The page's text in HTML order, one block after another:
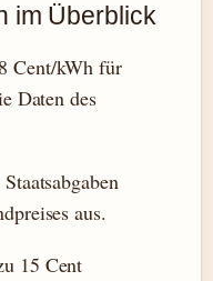
im Überblick
Cent/kWh für
Daten des
aus.
15 Cent